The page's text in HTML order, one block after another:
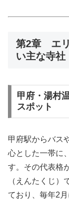
第2章 エリ
い主な寺社
甲府・湯村
スポット
甲府駅からバス
心とした一帯に
す。その代表格
（えんたくじ
ており、毎年2